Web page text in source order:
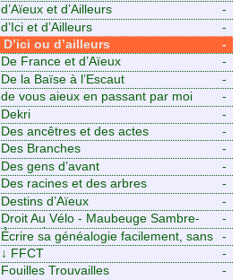
-
d’Aïeux et d’Ailleurs
-
d’Ici et d’Ailleurs
-
D’ici ou d’ailleurs
-
De France et d’Aïeux
-
De la Baïse à l’Escaut
-
de vous aieux en passant par moi
-
Dekri
-
Des ancêtres et des actes
-
Des Branches
-
Des gens d’avant
-
Des racines et des arbres
-
Destins d’Aïeux
-
Droit Au Vélo - Maubeuge Sambre-
Avesnois
-
Écrire sa généalogie facilement, sans
stress avec Généalordi
-
↓ FFCT
-
Fouilles Trouvailles